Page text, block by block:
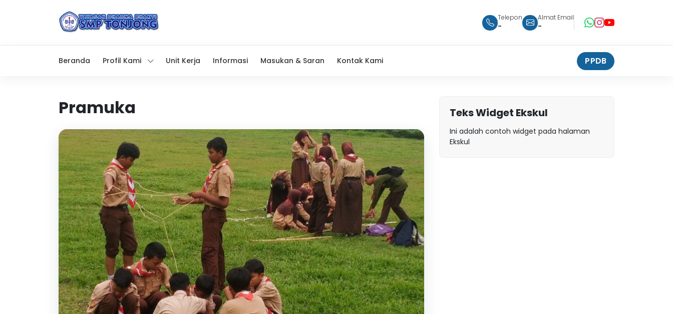
Telepon
-
Almat Email
-
Beranda Profil Kami Unit Kerja Informasi Masukan & Saran Kontak Kami PPDB
Pramuka Teks Widget Ekskul
Ini adalah contoh widget pada halaman
Ekskul